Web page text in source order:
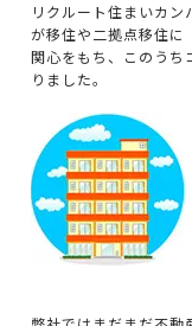
リクルート住まいカ
が移住や二拠点移住に
関心をもち、このうち
りました。